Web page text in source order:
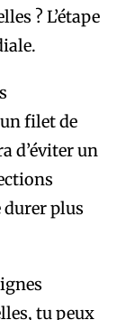
? L’étape
filet de
d’éviter un
plus
tu peux